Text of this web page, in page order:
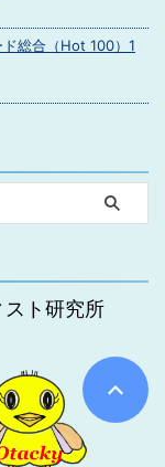
総合（Hot 100）1
スト研究所